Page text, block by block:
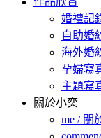
婚禮記
自助婚
海外婚
孕婦寫
主題寫
關於小奕
me / 關